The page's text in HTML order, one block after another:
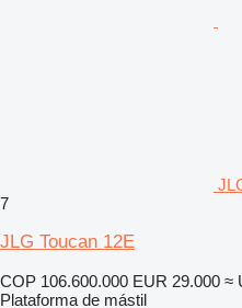
7
JLG Toucan 12E
COP 106.600.000 EUR 29.000 ≈
Plataforma de mástil